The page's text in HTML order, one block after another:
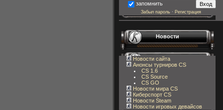
запомнить
Забыл пароль · Регистрация
Новости
Новости сайта
Анонсы турниров CS
CS 1.6
CS Source
CS GO
Новости мира CS
Киберспорт CS
Новости Steam
Новости игровых девайсов